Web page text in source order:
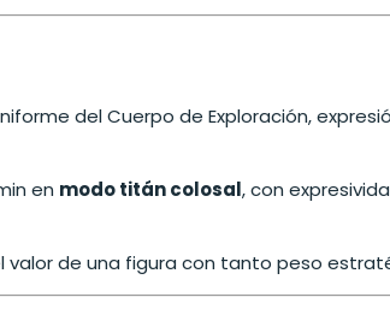
del Cuerpo de Exploración,
en modo titán colosal, con
valor de una figura con tanto peso